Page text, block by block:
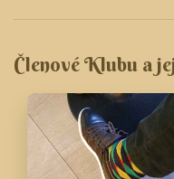
Členové Klubu a